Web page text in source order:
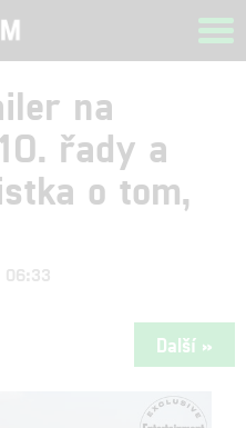
na
řady a
o tom,
06:33
Další »